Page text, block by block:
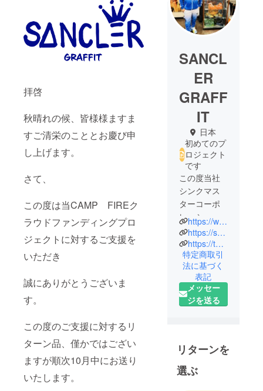
拝啓
秋晴れの候、皆様様ますま
すご清栄のこととお慶び申
し上げます。
さて、
この度は当CAMP FIREク
ラウドファンディングプロ
ジェクトに対するご支援を
いただき
誠にありがとうございま
す。
この度のご支援に対するリ
ターン品、僅かではござい
ますが順次10月中にお送り
いたします。
SANCL
ER
GRAFF
IT
日本
初めてのプ
ロジェクト
です
この度当社
シンクマス
ターコーポ
レーション
においてコ
ンサルタン
トとしてご
支援させて
いただいて
いるお客様
であるサン
様が、恵ま
れない世界
の子供たち
https://www.instagram.com/sanclergraffitofficial/
https://sanclergraffit.com/site/
https://thinkmastercorporation.co.jp/
特定商取引
法に基づく
表記
メッセー
ジを送る
リターンを
選ぶ